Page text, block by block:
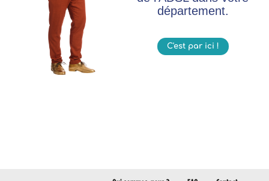
département.
C'est par ici !